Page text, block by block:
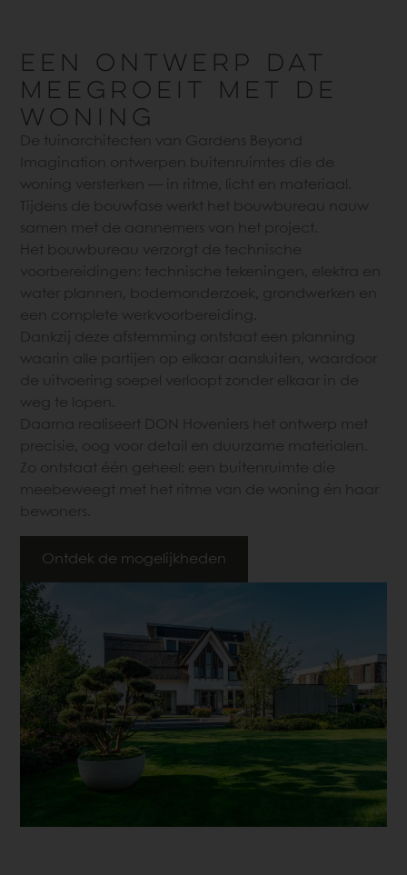
EEN ONTWERP DAT
MEEGROEIT MET DE
WONING
De tuinarchitecten van Gardens Beyond
Imagination ontwerpen buitenruimtes die de
woning versterken — in ritme, licht en materiaal.
Tijdens de bouwfase werkt het bouwbureau nauw
samen met de aannemers van het project.
Het bouwbureau verzorgt de technische
voorbereidingen: technische tekeningen, elektra en
water plannen, bodemonderzoek, grondwerken en
een complete werkvoorbereiding.
Dankzij deze afstemming ontstaat een planning
waarin alle partijen op elkaar aansluiten, waardoor
de uitvoering soepel verloopt zonder elkaar in de
weg te lopen.
Daarna realiseert DON Hoveniers het ontwerp met
precisie, oog voor detail en duurzame materialen.
Zo ontstaat één geheel: een buitenruimte die
meebeweegt met het ritme van de woning én haar
bewoners.
Ontdek de mogelijkheden